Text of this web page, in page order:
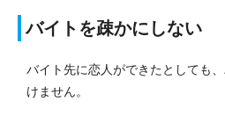
バイトを疎かにしない
バイト先に恋人ができたとしても
けません。